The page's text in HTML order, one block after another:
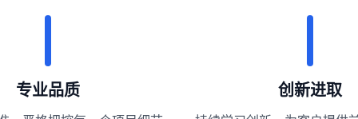
专业品质 创新进取